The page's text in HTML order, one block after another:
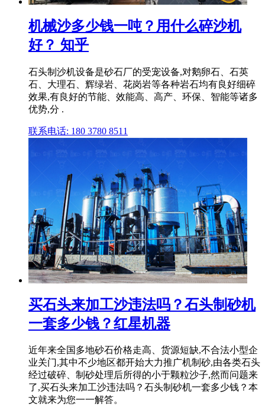
机械沙多少钱一吨？用什么碎沙机
好？ 知乎
石头制沙机设备是砂石厂的受宠设备,对鹅卵石、石英
石、大理石、辉绿岩、花岗岩等各种岩石均有良好细碎
效果,有良好的节能、效能高、高产、环保、智能等诸多
优势,分 .
联系电话: 180 3780 8511
买石头来加工沙违法吗？石头制砂机
一套多少钱？红星机器
近年来全国多地砂石价格走高、货源短缺,不合法小型企
业关门,其中不少地区都开始大力推广机制砂,由各类石头
经过破碎、制砂处理后所得的小于颗粒沙子,然而问题来
了,买石头来加工沙违法吗？石头制砂机一套多少钱？本
文就来为您一一解答。